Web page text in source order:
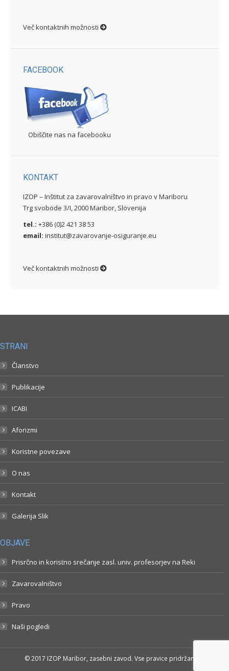
Več kontaktnih možnosti
FACEBOOK
Obiščite nas na facebooku
KONTAKT
IZOP – Inštitut za zavarovalništvo in pravo v Mariboru
Trg svobode 3/I, 2000 Maribor, Slovenija
tel.: +386 (0)2 421 38 53
email: institut@zavarovanje-osiguranje.eu
Več kontaktnih možnosti
STRANI
Članstvo
Publikacije
ICABI
Aforizmi
Koristne povezave
O nas
Kontakt
Galerija Slik
OBJAVE
Prisrčno in koristno srečanje zasl. univ. profesorjev na Reki
Zavarovalništvo
Pravo
Naši pogledi
© 2017 IZOP Maribor, zasebni zavod. Vse pravice pridržane.